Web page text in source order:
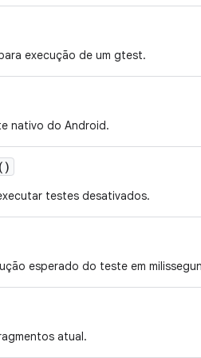
execução de um gtest.
nativo do Android.
()
testes desativados.
esperado do teste em
atual.